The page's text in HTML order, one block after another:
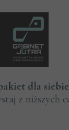
dla
z niższych